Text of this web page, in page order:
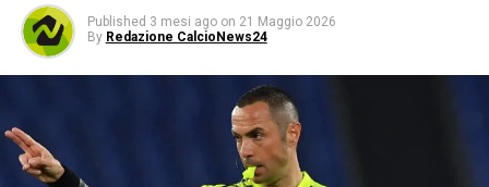
Published 3 mesi ago on 21 Maggio 2026
By Redazione CalcioNews24